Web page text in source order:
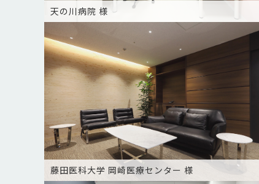
天の川病院 様
藤田医科大学 岡崎医療センター 様